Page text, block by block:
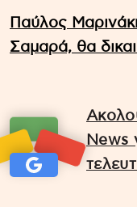
Παύλος
Σαμαρά, θα
News